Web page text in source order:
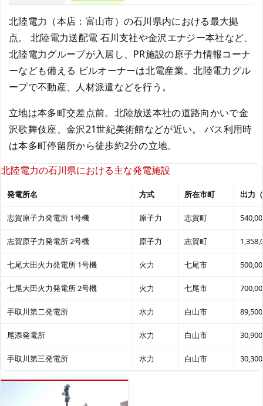
北陸電力（本店：富山市）の石川県内における最大拠
点。 北陸電力送配電 石川支社や金沢エナジー本社など、
北陸電力グループが入居し、PR施設の原子力情報コーナ
ーなども備える ビルオーナーは北電産業。北陸電力グル
ープで不動産、人材派遣などを行う。
立地は本多町交差点前。北陸放送本社の道路向かいで金
沢歌舞伎座、金沢21世紀美術館などが近い。 バス利用時
は本多町停留所から徒歩約2分の立地。
北陸電力の石川県における主な発電施設
発電所名 方式 所在市町 出力
志賀原子力発電所 1号機 原子力 志賀町
志賀原子力発電所 2号機 原子力 志賀町
七尾大田火力発電所 1号機 火力 七尾市
七尾大田火力発電所 2号機 火力 七尾市
手取川第二発電所 水力 白山市 89,500
尾添発電所 水力 白山市 30,900
手取川第三発電所 水力 白山市 30,300